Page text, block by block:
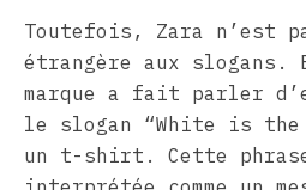
Toutefois, Zara n’est
étrangère aux slogans.
marque a fait parler
le slogan “White is the
un t-shirt. Cette